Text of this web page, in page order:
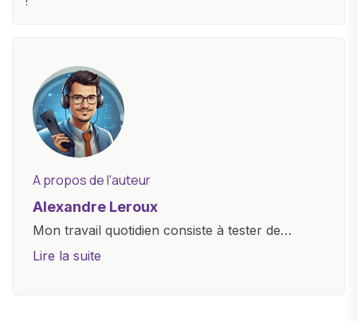
A propos de l'auteur
Alexandre Leroux
Mon travail quotidien consiste à tester de
nouveaux appareils, à rédiger des critiques
Lire la suite